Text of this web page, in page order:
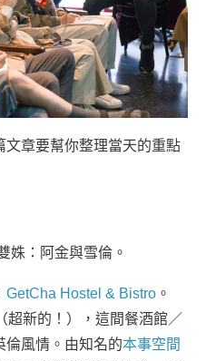
章要幫你整理當天的重點
姝：阿金與雪倫。
GetCha Hostel & Bistro 。
超新的！），這間餐酒館／
倫風情。由知名的本事空間